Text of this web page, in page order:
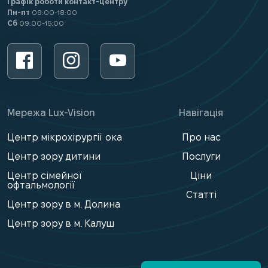
Графік роботи контакт-центру
Пн-пт 09:00-18:00
Сб 09:00-15:00
Мережа Lux-Vision
Центр мікрохірургії ока
Центр зору дитини
Центр сімейної
офтальмології
Центр зору в м. Долина
Центр зору в м. Калуш
Навігація
Про нас
Послуги
Ціни
Статті